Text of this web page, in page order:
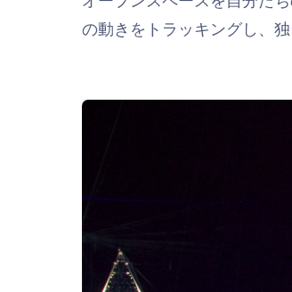
の動きをトラッキングし、